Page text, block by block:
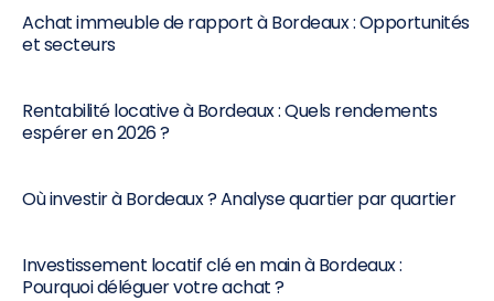
Achat immeuble de rapport à Bordeaux : Opportunités
et secteurs
Rentabilité locative à Bordeaux : Quels rendements
espérer en 2026 ?
Où investir à Bordeaux ? Analyse quartier par quartier
Investissement locatif clé en main à Bordeaux :
Pourquoi déléguer votre achat ?